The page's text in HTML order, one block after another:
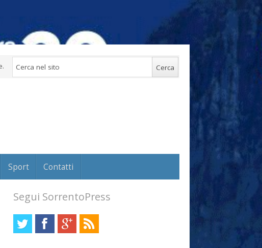
Sport Contatti
Segui SorrentoPress